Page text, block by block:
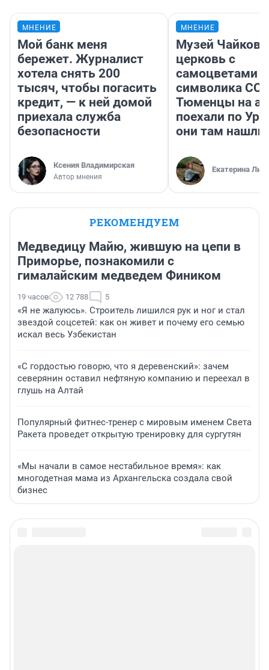
МНЕНИЕ
Мой банк меня
бережет. Журналист
хотела снять 200
тысяч, чтобы погасить
кредит, — к ней домой
приехала служба
безопасности
Ксения Владимирская
Автор мнения
МНЕНИЕ
Музей
церковь с
самоцветами
символика
Тюменцы на
поехали по
они там нашли
Екатерина
РЕКОМЕНДУЕМ
Медведицу Майю, жившую на цепи в
Приморье, познакомили с
гималайским медведем Фиником
19 часов 12 788 5
«Я не жалуюсь». Строитель лишился рук и ног и стал
звездой соцсетей: как он живет и почему его семью
искал весь Узбекистан
«С гордостью говорю, что я деревенский»: зачем
северянин оставил нефтяную компанию и переехал в
глушь на Алтай
Популярный фитнес-тренер с мировым именем Света
Ракета проведет открытую тренировку для сургутян
«Мы начали в самое нестабильное время»: как
многодетная мама из Архангельска создала свой
бизнес